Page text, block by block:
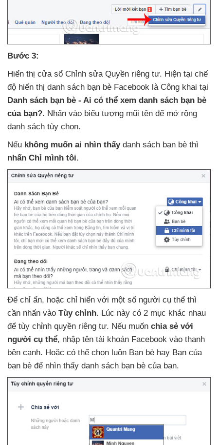
Bước 3:
Hiển thị cửa sổ Chỉnh sửa Quyền riêng tư. Hiện tại chế
độ hiển thị danh sách bạn bè Facebook là Công khai tại
Danh sách bạn bè - Ai có thể xem danh sách bạn bè
của bạn?. Nhấn vào biểu tượng mũi tên để mở rộng
danh sách tùy chọn.
Nếu không muốn ai nhìn thấydanh sách bạn bè thì
nhấn Chỉ mình tôi.
Để chỉ ẩn, hoặc chỉ hiển với một số người cụ thể thì
cần nhấn vào Tùy chỉnh. Lúc này có 2 mục khác nhau
để tùy chỉnh quyền riêng tư. Nếu muốn chia sẻ với
người cụ thể, nhập tên tài khoản Facebook vào thanh
bên cạnh. Hoặc có thể chọn luôn Bạn bè hay Bạn của
bạn bè để nhìn thấy danh sách bạn bè của bạn.